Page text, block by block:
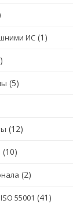
ИС (1)
(5)
(12)
(10)
(2)
55001 (41)